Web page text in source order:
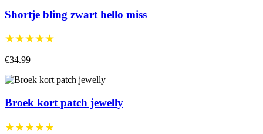
Shortje bling zwart hello miss
★★★★★
€34.99
Broek kort patch jewelly
★★★★★